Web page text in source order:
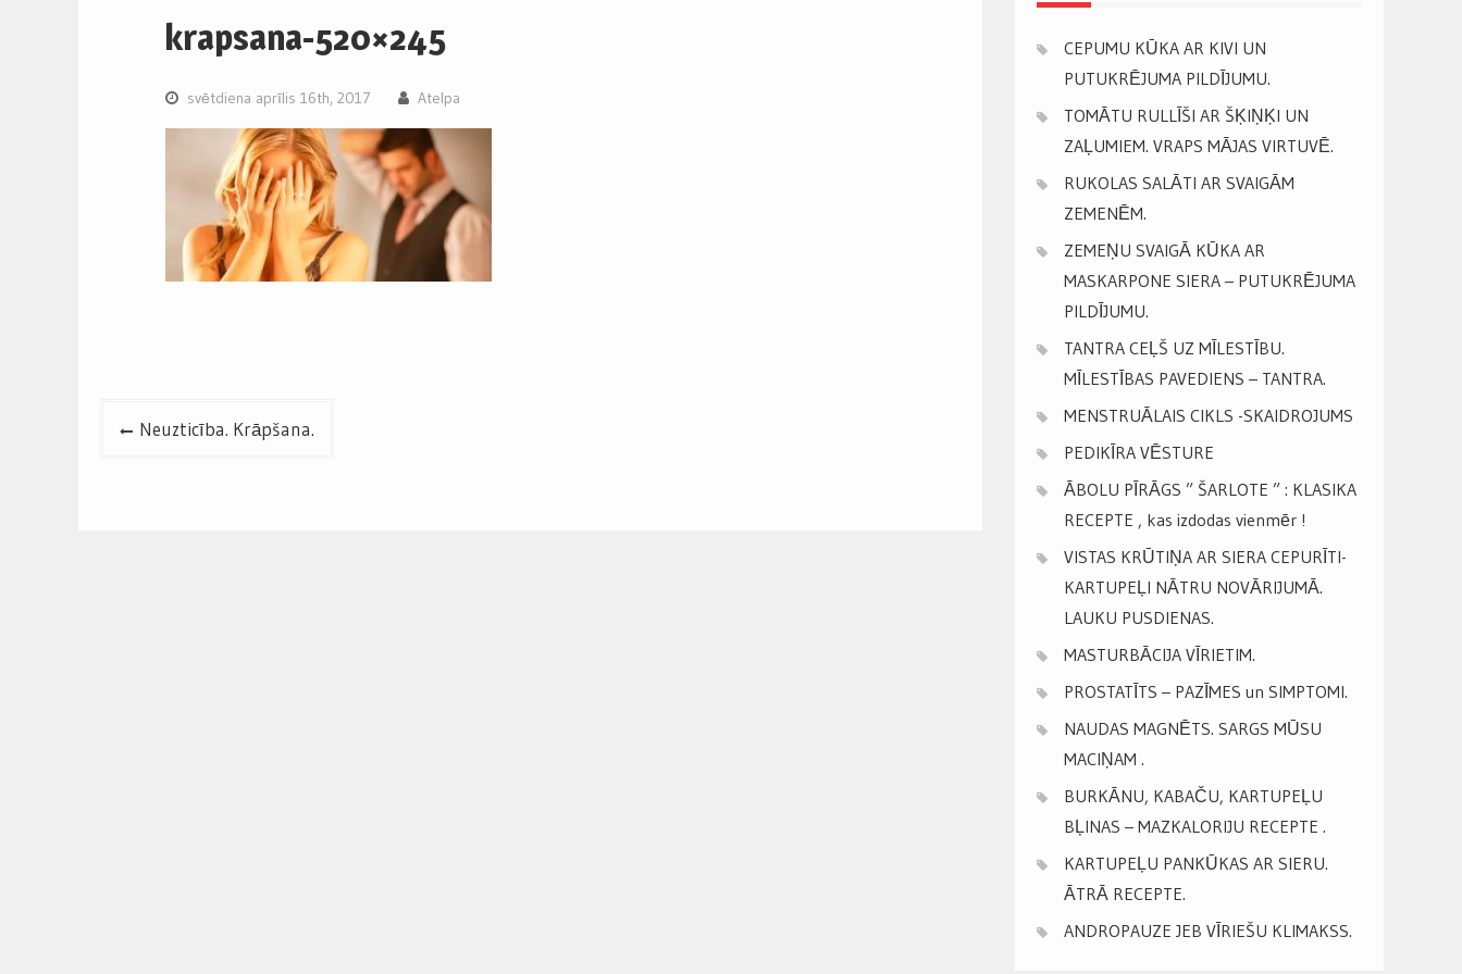
krapsana-520×245
svētdiena aprīlis 16th, 2017 Atelpa
PostNeuzticība. Krāpšana.
CEPUMU KŪKA AR KIVI UN
PUTUKRĒJUMA PILDĪJUMU.
TOMĀTU RULLĪŠI AR ŠĶIŅĶI UN
ZAĻUMIEM. VRAPS MĀJAS VIRTUVĒ.
RUKOLAS SALĀTI AR SVAIGĀM
ZEMENĒM.
ZEMEŅU SVAIGĀ KŪKA AR
MASKARPONE SIERA – PUTUKRĒJUMA
PILDĪJUMU.
TANTRA CEĻŠ UZ MĪLESTĪBU.
MĪLESTĪBAS PAVEDIENS – TANTRA.
MENSTRUĀLAIS CIKLS -SKAIDROJUMS
PEDIKĪRA VĒSTURE
ĀBOLU PĪRĀGS ” ŠARLOTE ” : KLASIKA
RECEPTE , kas izdodas vienmēr !
VISTAS KRŪTIŅA AR SIERA CEPURĪTI-
KARTUPEĻI NĀTRU NOVĀRIJUMĀ.
LAUKU PUSDIENAS.
MASTURBĀCIJA VĪRIETIM.
PROSTATĪTS – PAZĪMES un SIMPTOMI.
NAUDAS MAGNĒTS. SARGS MŪSU
MACIŅAM .
BURKĀNU, KABAČU, KARTUPEĻU
BĻINAS – MAZKALORIJU RECEPTE .
KARTUPEĻU PANKŪKAS AR SIERU.
ĀTRĀ RECEPTE.
ANDROPAUZE JEB VĪRIEŠU KLIMAKSS.